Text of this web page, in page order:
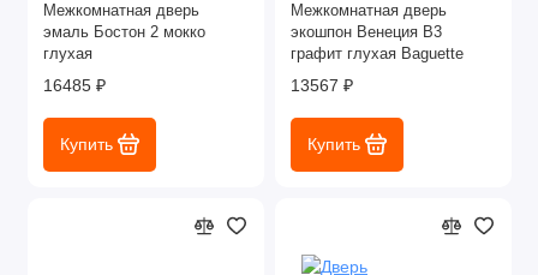
Межкомнатная дверь
эмаль Бостон 2 мокко
глухая
16485 ₽
Купить
Межкомнатная дверь
экошпон Венеция В3
графит глухая Baguette
13567 ₽
Купить